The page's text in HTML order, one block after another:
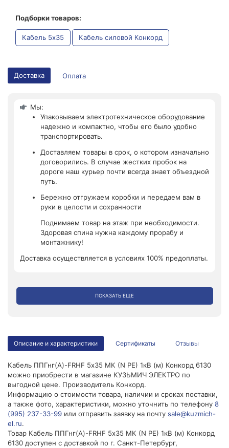
Подборки товаров:
Кабель 5x35 Кабель силовой Конкорд
Доставка Оплата
Мы:
Упаковываем электротехническое оборудование
надежно и компактно, чтобы его было удобно
транспортировать.
Доставляем товары в срок, о котором изначально
договорились. В случае жестких пробок на
дороге наш курьер почти всегда знает объездной
путь.
Бережно отгружаем коробки и передаем вам в
руки в целости и сохранности
Поднимаем товар на этаж при необходимости.
Здоровая спина нужна каждому прорабу и
монтажнику!
Доставка осуществляется в условиях 100% предоплаты.
ПОКАЗАТЬ ЕЩЕ
Описание и характеристики Сертификаты Отзывы
Кабель ППГнг(А)-FRHF 5х35 МК (N PE) 1кВ (м) Конкорд 6130
можно приобрести в магазине КУЗЬМИЧ ЭЛЕКТРО по
выгодной цене. Производитель Конкорд.
Информацию о стоимости товара, наличии и сроках поставки,
а также фото, характеристики, можно уточнить по телефону 8
(995) 237-33-99 или отправить заявку на почту sale@kuzmich-
el.ru.
Товар Кабель ППГнг(А)-FRHF 5х35 МК (N PE) 1кВ (м) Конкорд
6130 доступен с доставкой по г. Санкт-Петербург,